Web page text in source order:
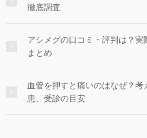
徹底調査
アシメグの口コミ・評判は？
まとめ
血管を押すと痛いのはなぜ？
患、受診の目安